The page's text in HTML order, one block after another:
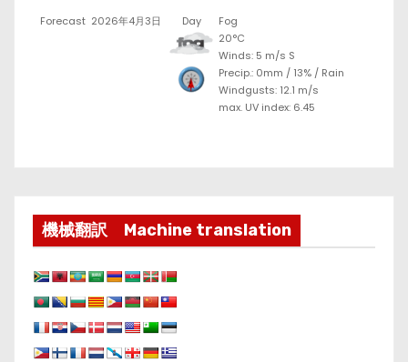
Forecast 2026年4月3日 Day
Fog
20°C
Winds: 5 m/s S
Precip.: 0mm / 13% / Rain
Windgusts: 12.1 m/s
max. UV index: 6.45
機械翻訳 Machine translation